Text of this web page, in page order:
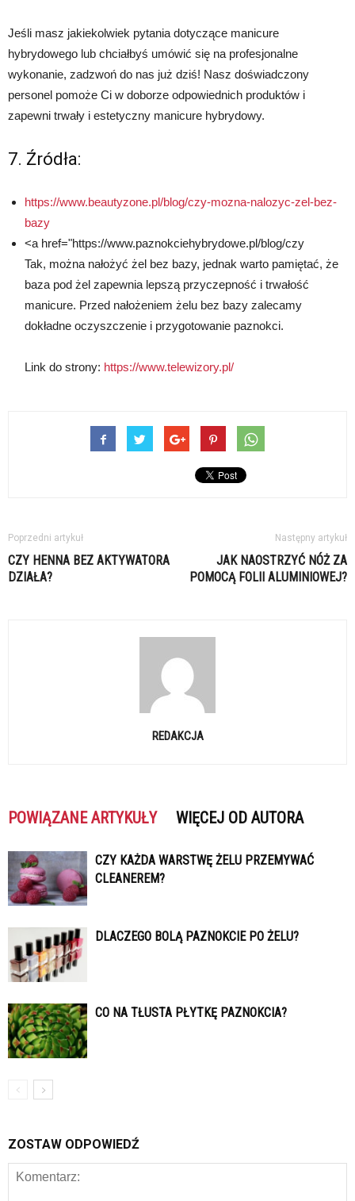
Jeśli masz jakiekolwiek pytania dotyczące manicure
hybrydowego lub chciałbyś umówić się na profesjonalne
wykonanie, zadzwoń do nas już dziś! Nasz doświadczony
personel pomoże Ci w doborze odpowiednich produktów i
zapewni trwały i estetyczny manicure hybrydowy.
7. Źródła:
https://www.beautyzone.pl/blog/czy-mozna-nalozyc-zel-bez-
bazy
<a href="https://www.paznokciehybrydowe.pl/blog/czy
Tak, można nałożyć żel bez bazy, jednak warto pamiętać, że
baza pod żel zapewnia lepszą przyczepność i trwałość
manicure. Przed nałożeniem żelu bez bazy zalecamy
dokładne oczyszczenie i przygotowanie paznokci.
Link do strony: https://www.telewizory.pl/
Poprzedni artykuł
CZY HENNA BEZ AKTYWATORA
DZIAŁA?
Następny artykuł
JAK NAOSTRZYĆ NÓŻ ZA
POMOCĄ FOLII ALUMINIOWEJ?
REDAKCJA
POWIĄZANE ARTYKUŁY WIĘCEJ OD AUTORA
CZY KAŻDA WARSTWĘ ŻELU PRZEMYWAĆ
CLEANEREM?
DLACZEGO BOLĄ PAZNOKCIE PO ŻELU?
CO NA TŁUSTA PŁYTKĘ PAZNOKCIA?
ZOSTAW ODPOWIEDŹ